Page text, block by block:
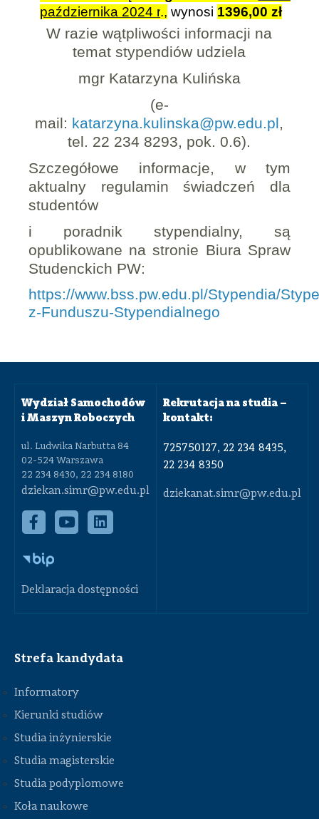
października 2024 r., wynosi 1396,00 zł
W razie wątpliwości informacji na
temat stypendiów udziela
mgr Katarzyna Kulińska
(e-
mail: katarzyna.kulinska@pw.edu.pl,
tel. 22 234 8293, pok. 0.6).
Szczegółowe informacje, w tym
aktualny regulamin świadczeń dla
studentów
i poradnik stypendialny, są
opublikowane na stronie Biura Spraw
Studenckich PW:
https://www.bss.pw.edu.pl/Stypendia/
z-Funduszu-Stypendialnego
Wydział Samochodów
i Maszyn Roboczych
ul. Ludwika Narbutta 84
02-524 Warszawa
22 234 8430, 22 234 8180
dziekan.simr@pw.edu.pl
Deklaracja dostępności
Rekrutacja na studia –
kontakt:
725750127, 22 234 8435,
22 234 8350
dziekanat.simr@pw.edu.pl
Strefa kandydata
Informatory
Kierunki studiów
Studia inżynierskie
Studia magisterskie
Studia podyplomowe
Koła naukowe